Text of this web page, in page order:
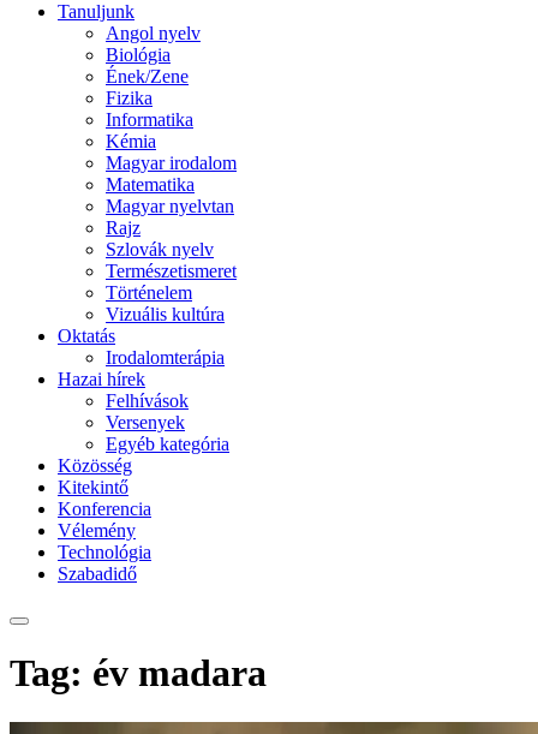
Tanuljunk
Angol nyelv
Biológia
Ének/Zene
Fizika
Informatika
Kémia
Magyar irodalom
Matematika
Magyar nyelvtan
Rajz
Szlovák nyelv
Természetismeret
Történelem
Vizuális kultúra
Oktatás
Irodalomterápia
Hazai hírek
Felhívások
Versenyek
Egyéb kategória
Közösség
Kitekintő
Konferencia
Vélemény
Technológia
Szabadidő
Tag: év madara